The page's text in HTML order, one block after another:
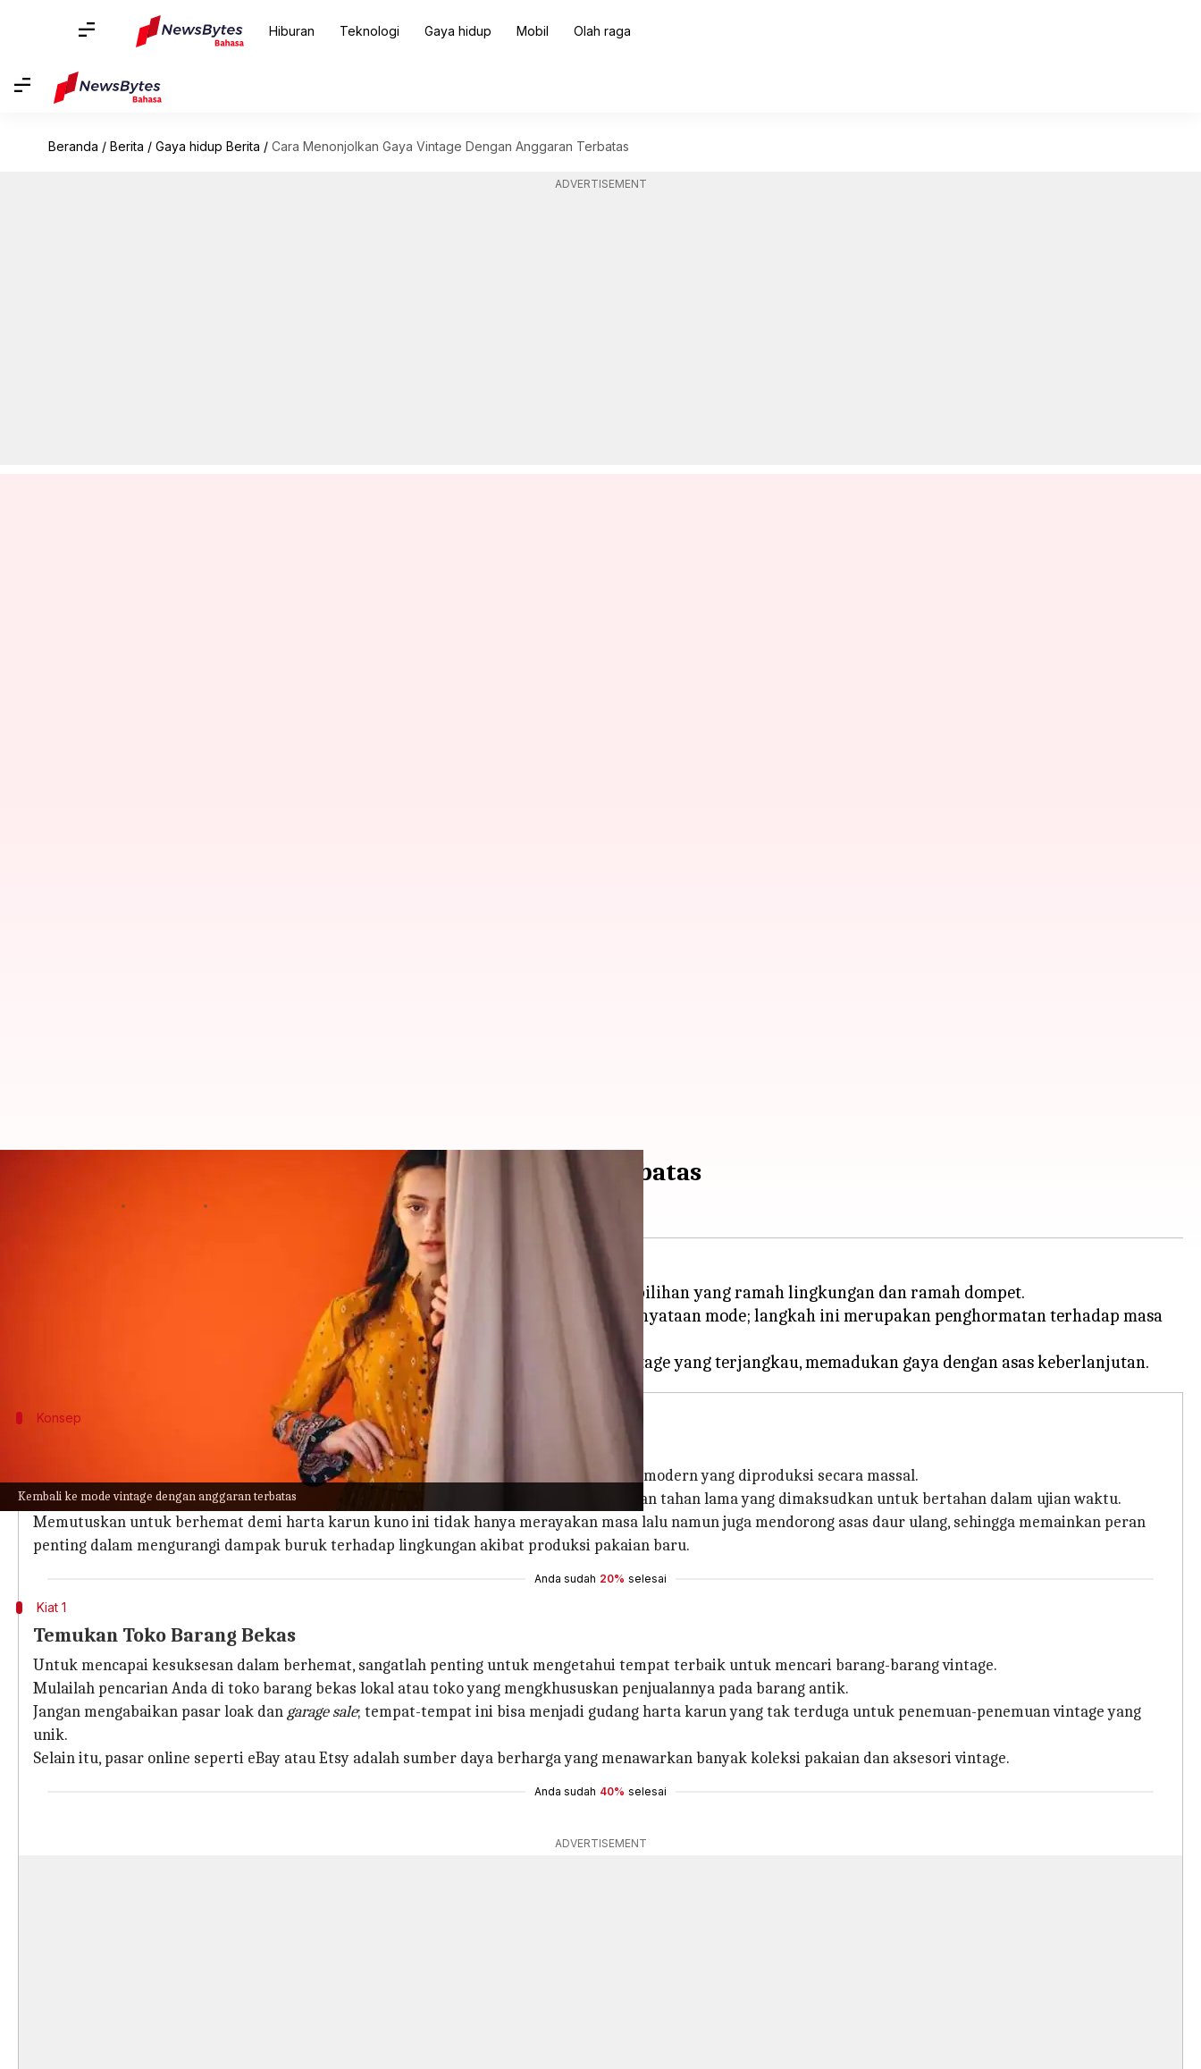
Hiburan Teknologi Gaya hidup Mobil Olah raga
Beranda / Berita / Gaya hidup Berita / Cara Menonjolkan Gaya Vintage Dengan Anggaran Terbatas
ADVERTISEMENT
Kembali ke mode vintage dengan anggaran terbatas
Cara Menonjolkan Gaya Vintage Dengan Anggaran Terbatas
terus merajalela, cara berhemat muncul sebagai pilihan yang ramah lingkungan dan ramah dompet.
Menciptakan koleksi pakaian vintage melalui barang bekas lebih dari sekadar pernyataan mode; langkah ini merupakan penghormatan terhadap masa
Konsep
Daya Tarik Gaya Busana Vintage
Pakaian vintage menonjol karena individualitasnya, sangat kontras dengan produk ritel modern yang diproduksi secara massal.
Setiap karya adalah sebuah narasi, sering kali dibuat dengan cermat menggunakan bahan tahan lama yang dimaksudkan untuk bertahan dalam ujian waktu.
Memutuskan untuk berhemat demi harta karun kuno ini tidak hanya merayakan masa lalu namun juga mendorong asas daur ulang, sehingga memainkan peran
penting dalam mengurangi dampak buruk terhadap lingkungan akibat produksi pakaian baru.
Anda sudah 20% selesai
Kiat 1
Temukan Toko Barang Bekas
Untuk mencapai kesuksesan dalam berhemat, sangatlah penting untuk mengetahui tempat terbaik untuk mencari barang-barang vintage.
Mulailah pencarian Anda di toko barang bekas lokal atau toko yang mengkhususkan penjualannya pada barang antik.
Jangan mengabaikan pasar loak dan garage sale; tempat-tempat ini bisa menjadi gudang harta karun yang tak terduga untuk penemuan-penemuan vintage yang
unik.
Selain itu, pasar online seperti eBay atau Etsy adalah sumber daya berharga yang menawarkan banyak koleksi pakaian dan aksesori vintage.
Anda sudah 40% selesai
ADVERTISEMENT